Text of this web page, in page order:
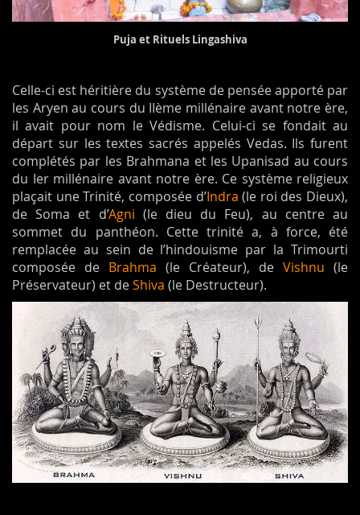
Puja et Rituels Lingashiva
Celle-ci est héritière du système de pensée apporté par
les Aryen au cours du IIème millénaire avant notre ère,
il avait pour nom le Védisme. Celui-ci se fondait au
départ sur les textes sacrés appelés Vedas. Ils furent
complétés par les Brahmana et les Upanisad au cours
du Ier millénaire avant notre ère. Ce système religieux
plaçait une Trinité, composée d’Indra (le roi des Dieux),
de Soma et d’Agni (le dieu du Feu), au centre au
sommet du panthéon. Cette trinité a, à force, été
remplacée au sein de l’hindouisme par la Trimourti
composée de Brahma (le Créateur), de Vishnu (le
Préservateur) et deShiva (le Destructeur).